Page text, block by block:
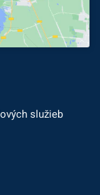
služieb